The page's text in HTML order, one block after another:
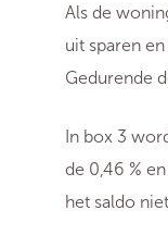
Als de
uit sparen
Gedurende
In box 3
de 0,46 %
het saldo